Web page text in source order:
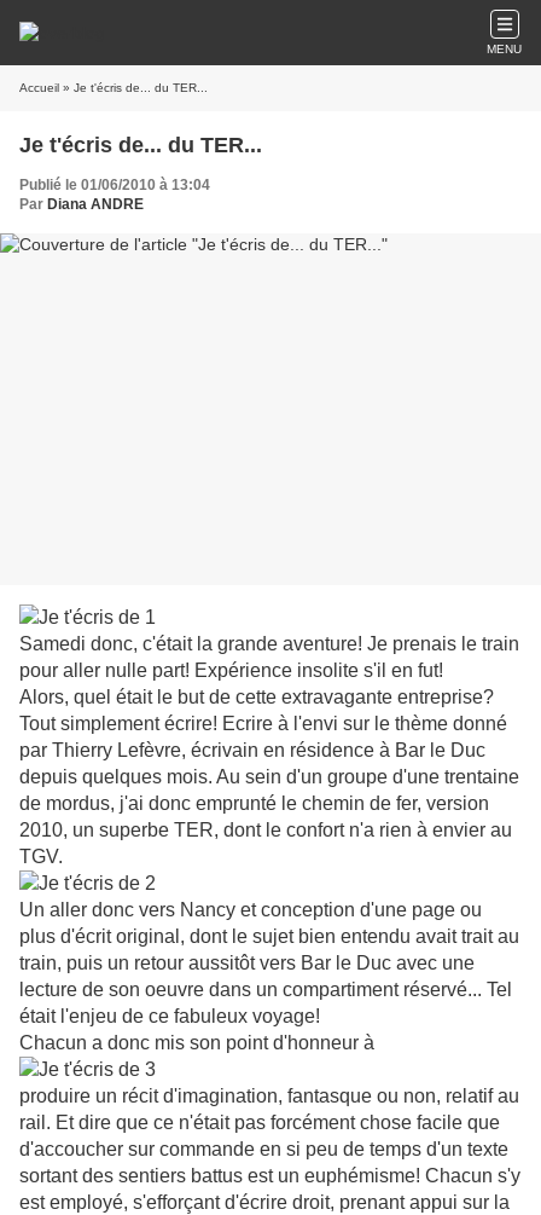
MENU
Accueil » Je t'écris de... du TER...
Je t'écris de... du TER...
Publié le 01/06/2010 à 13:04
Par Diana ANDRE
Samedi donc, c'était la grande aventure! Je prenais le train
pour aller nulle part! Expérience insolite s'il en fut!
Alors, quel était le but de cette extravagante entreprise?
Tout simplement écrire! Ecrire à l'envi sur le thème donné
par Thierry Lefèvre, écrivain en résidence à Bar le Duc
depuis quelques mois. Au sein d'un groupe d'une trentaine
de mordus, j'ai donc emprunté le chemin de fer, version
2010, un superbe TER, dont le confort n'a rien à envier au
TGV.
Un aller donc vers Nancy et conception d'une page ou
plus d'écrit original, dont le sujet bien entendu avait trait au
train, puis un retour aussitôt vers Bar le Duc avec une
lecture de son oeuvre dans un compartiment réservé... Tel
était l'enjeu de ce fabuleux voyage!
Chacun a donc mis son point d'honneur à
produire un récit d'imagination, fantasque ou non, relatif au
rail. Et dire que ce n'était pas forcément chose facile que
d'accoucher sur commande en si peu de temps d'un texte
sortant des sentiers battus est un euphémisme! Chacun s'y
est employé, s'efforçant d'écrire droit, prenant appui sur la